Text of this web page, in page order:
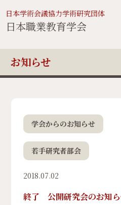
日本学術会議協力学術研究団体
日本職業教育学会
お知らせ
学会からのお知らせ
若手研究者部会
2018.07.02
終了 公開研究会のお知